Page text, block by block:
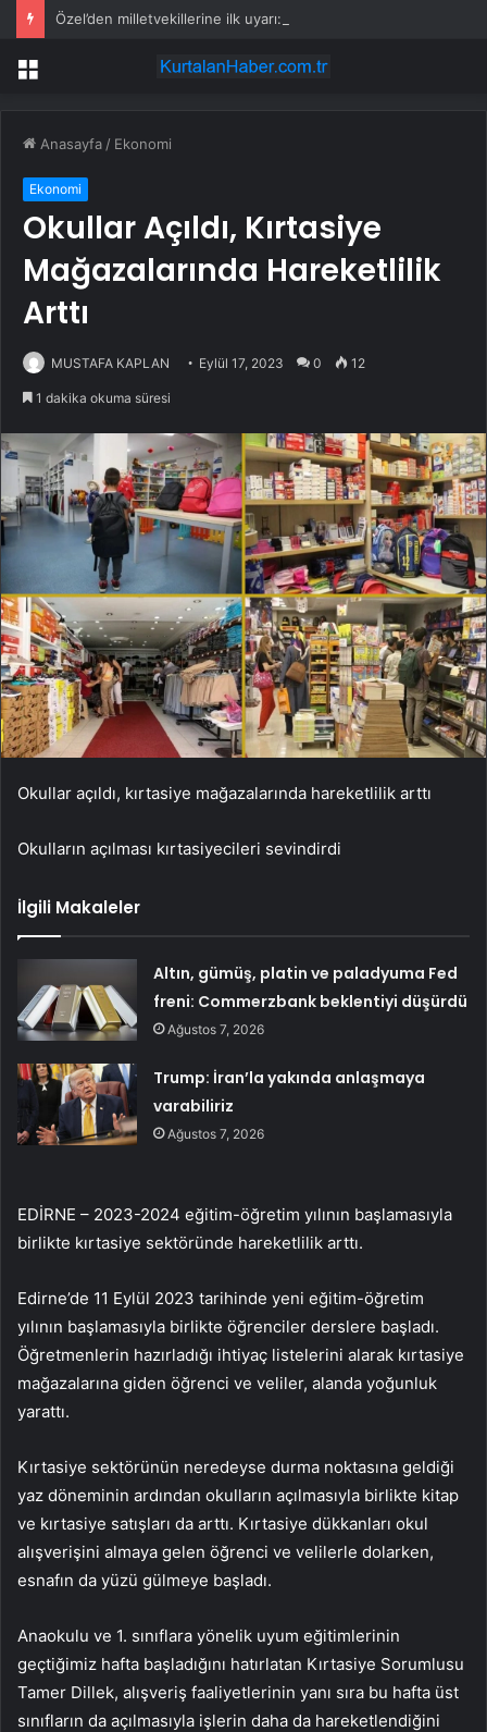
Menü
Anasayfa / Ekonomi
Ekonomi
Okullar Açıldı, Kırtasiye
Mağazalarında Hareketlilik
Arttı
MUSTAFA KAPLAN Eylül 17, 2023 0 12
1 dakika okuma süresi
Okullar açıldı, kırtasiye mağazalarında hareketlilik arttı
Okulların açılması kırtasiyecileri sevindirdi
İlgili Makaleler
Altın, gümüş, platin ve paladyuma Fed
freni: Commerzbank beklentiyi düşürdü
Ağustos 7, 2026
Trump: İran’la yakında anlaşmaya
varabiliriz
Ağustos 7, 2026
EDİRNE – 2023-2024 eğitim-öğretim yılının başlamasıyla
birlikte kırtasiye sektöründe hareketlilik arttı.
Edirne’de 11 Eylül 2023 tarihinde yeni eğitim-öğretim
yılının başlamasıyla birlikte öğrenciler derslere başladı.
Öğretmenlerin hazırladığı ihtiyaç listelerini alarak kırtasiye
mağazalarına giden öğrenci ve veliler, alanda yoğunluk
yarattı.
Kırtasiye sektörünün neredeyse durma noktasına geldiği
yaz döneminin ardından okulların açılmasıyla birlikte kitap
ve kırtasiye satışları da arttı. Kırtasiye dükkanları okul
alışverişini almaya gelen öğrenci ve velilerle dolarken,
esnafın da yüzü gülmeye başladı.
Anaokulu ve 1. sınıflara yönelik uyum eğitimlerinin
geçtiğimiz hafta başladığını hatırlatan Kırtasiye Sorumlusu
Tamer Dillek, alışveriş faaliyetlerinin yanı sıra bu hafta üst
sınıfların da açılmasıyla işlerin daha da hareketlendiğini